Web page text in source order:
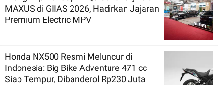
MAXUS di GIIAS 2026, Hadirkan Jajaran
Premium Electric MPV
Honda NX500 Resmi Meluncur di
Indonesia: Big Bike Adventure 471 cc
Siap Tempur, Dibanderol Rp230 Juta